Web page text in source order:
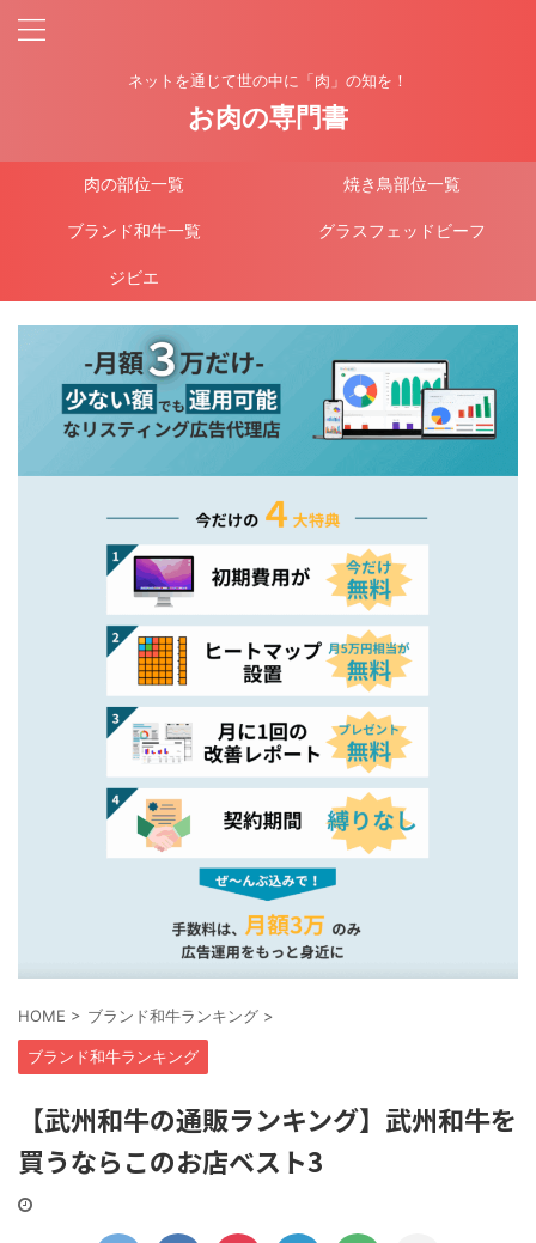
ネットを通じて世の中に「肉」の知を！
お肉の専門書
肉の部位一覧 焼き鳥部位一覧
ブランド和牛一覧 グラスフェッドビーフ
ジビエ
HOME > ブランド和牛ランキング >
ブランド和牛ランキング
【武州和牛の通販ランキング】武州和牛を
買うならこのお店ベスト3